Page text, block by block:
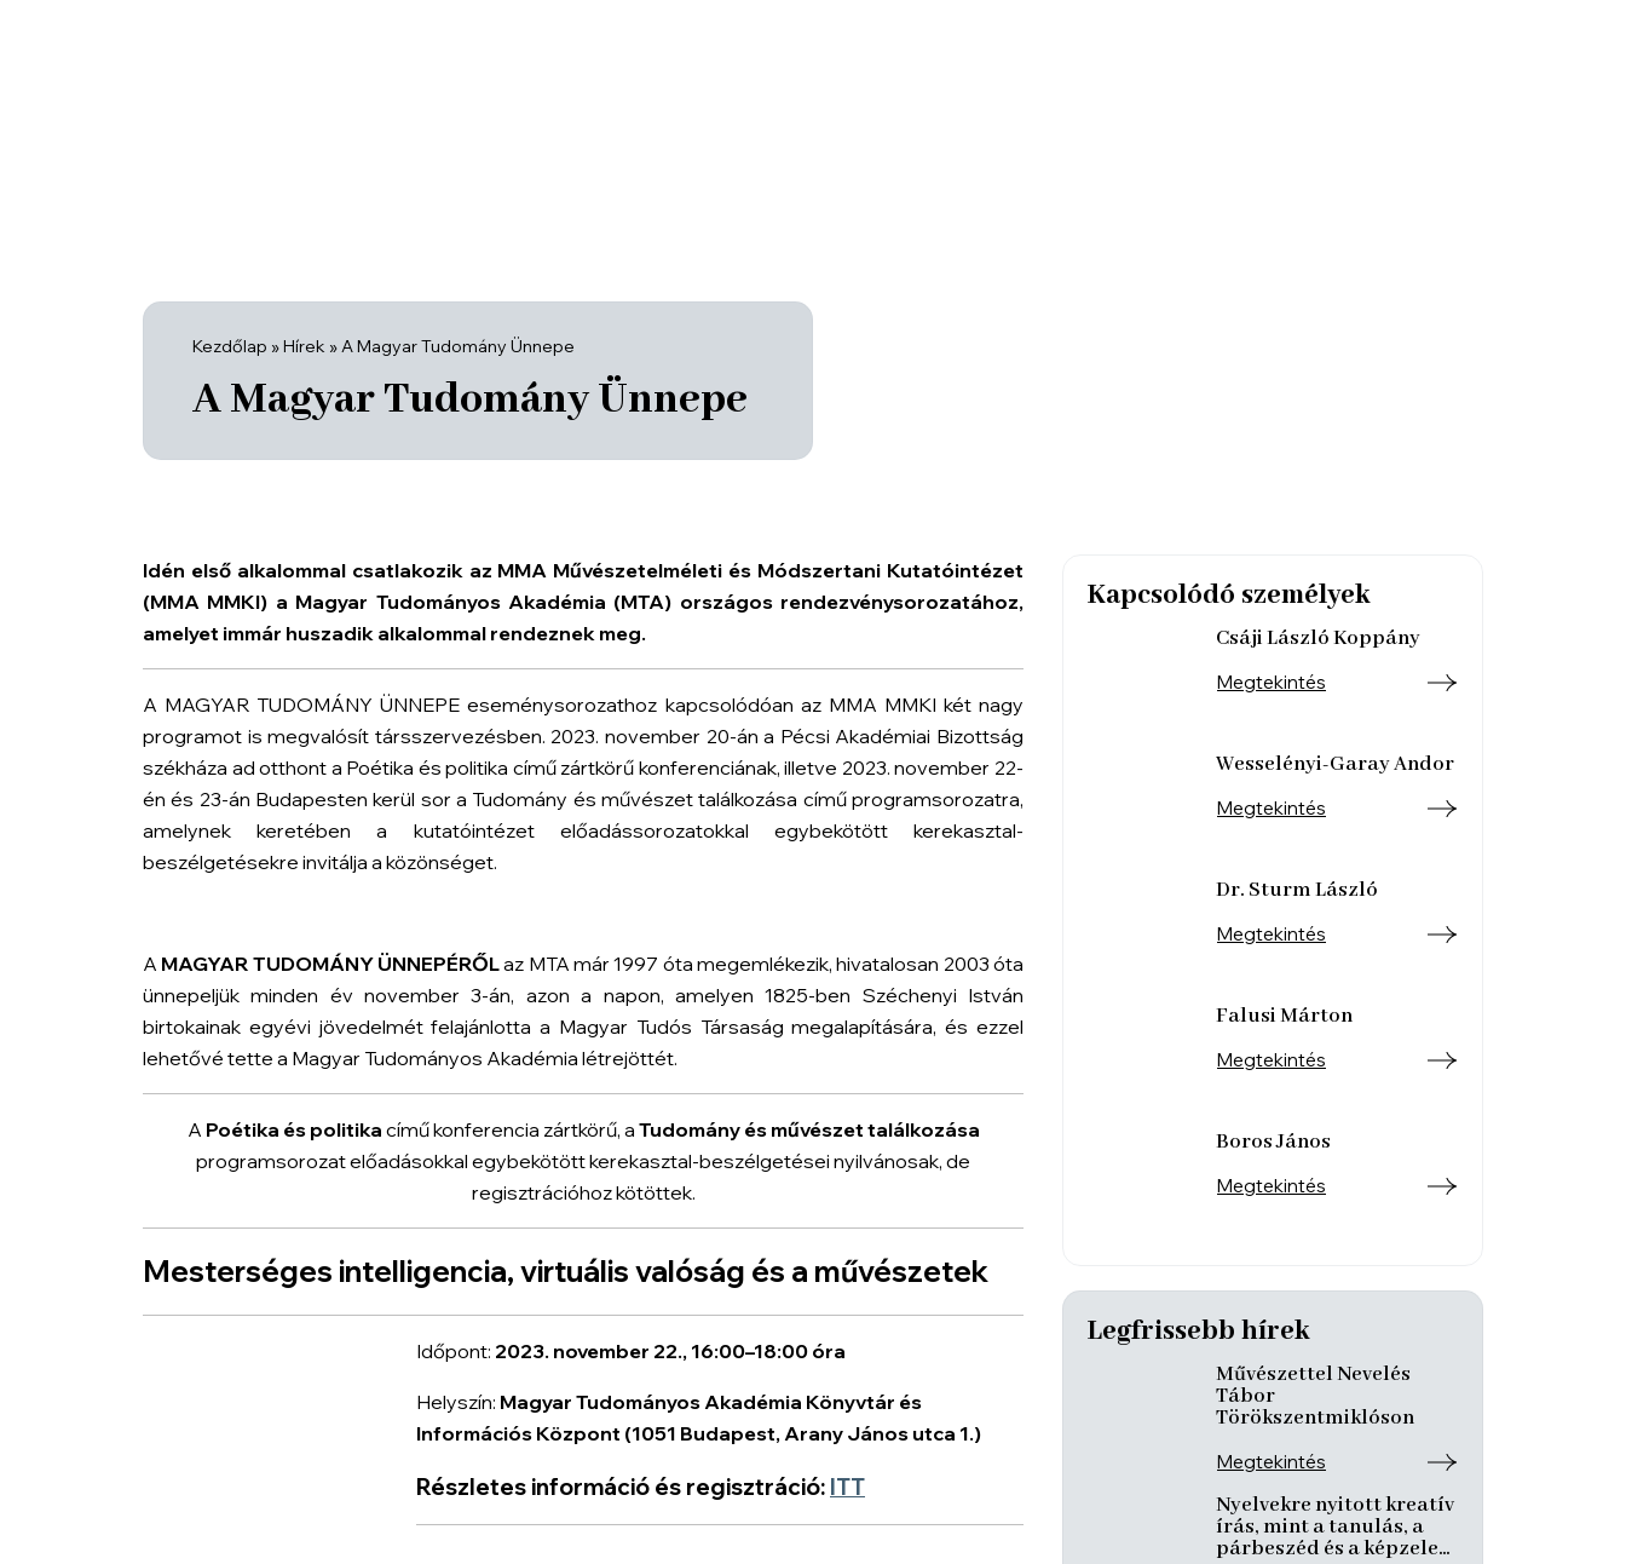
Kezdőlap »Hírek »A Magyar Tudomány Ünnepe
A Magyar Tudomány Ünnepe
Idén első alkalommal csatlakozik az MMA Művészetelméleti és Módszertani Kutatóintézet
(MMA MMKI) a Magyar Tudományos Akadémia (MTA) országos rendezvénysorozatához,
amelyet immár huszadik alkalommal rendeznek meg.
A MAGYAR TUDOMÁNY ÜNNEPE eseménysorozathoz kapcsolódóan az MMA MMKI két nagy
programot is megvalósít társszervezésben. 2023. november 20-án a Pécsi Akadémiai Bizottság
székháza ad otthont a Poétika és politika című zártkörű konferenciának, illetve 2023. november 22-
én és 23-án Budapesten kerül sor a Tudomány és művészet találkozása című programsorozatra,
amelynek keretében a kutatóintézet előadássorozatokkal egybekötött kerekasztal-
beszélgetésekre invitálja a közönséget.
A MAGYAR TUDOMÁNY ÜNNEPÉRŐLaz MTA már 1997 óta megemlékezik, hivatalosan 2003 óta
ünnepeljük minden év november 3-án, azon a napon, amelyen 1825-ben Széchenyi István
birtokainak egyévi jövedelmét felajánlotta a Magyar Tudós Társaság megalapítására, és ezzel
lehetővé tette a Magyar Tudományos Akadémia létrejöttét.
A Poétika és politika című konferencia zártkörű, a Tudomány és művészet találkozása
programsorozat előadásokkal egybekötött kerekasztal-beszélgetései nyilvánosak, de
regisztrációhoz kötöttek.
Mesterséges intelligencia, virtuális valóság és a művészetek
Időpont: 2023. november 22., 16:00–18:00 óra
Helyszín: Magyar Tudományos Akadémia Könyvtár és
Információs Központ (1051 Budapest, Arany János utca 1.)
Részletes információ és regisztráció: ITT
Kapcsolódó személyek
Csáji László Koppány
Megtekintés
Wesselényi-Garay Andor
Megtekintés
Dr. Sturm László
Megtekintés
Falusi Márton
Megtekintés
Boros János
Megtekintés
Legfrissebb hírek
Művészettel Nevelés
Tábor
Törökszentmiklóson
Megtekintés
Nyelvekre nyitott kreatív
írás, mint a tanulás, a
párbeszéd és a képzelet